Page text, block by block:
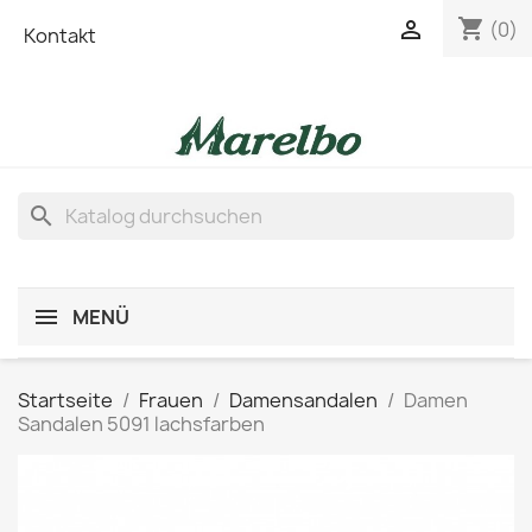
Kontakt shopping_cart (0)

search
MENÜ
Startseite Frauen Damensandalen
Damen
Sandalen 5091 lachsfarben